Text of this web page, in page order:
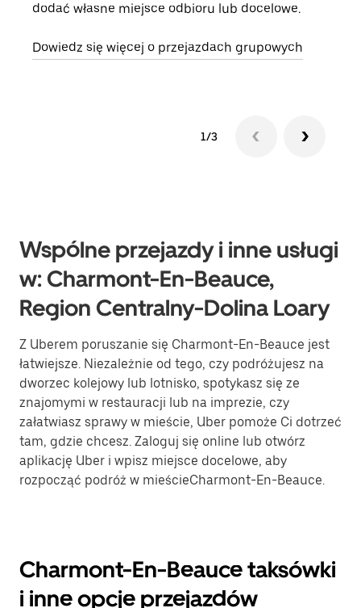
dodać własne miejsce odbioru lub docelowe.
Dowiedz się więcej o przejazdach grupowych
1/3
Wspólne przejazdy i inne usługi
w: Charmont-En-Beauce,
Region Centralny-Dolina Loary
Z Uberem poruszanie się Charmont-En-Beauce jest
łatwiejsze. Niezależnie od tego, czy podróżujesz na
dworzec kolejowy lub lotnisko, spotykasz się ze
znajomymi w restauracji lub na imprezie, czy
załatwiasz sprawy w mieście, Uber pomoże Ci dotrzeć
tam, gdzie chcesz. Zaloguj się online lub otwórz
aplikację Uber i wpisz miejsce docelowe, aby
rozpocząć podróż w mieścieCharmont-En-Beauce.
Charmont-En-Beauce taksówki
i inne opcje przejazdów